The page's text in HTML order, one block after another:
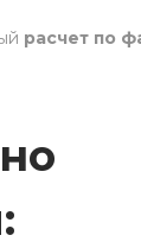
расчет по